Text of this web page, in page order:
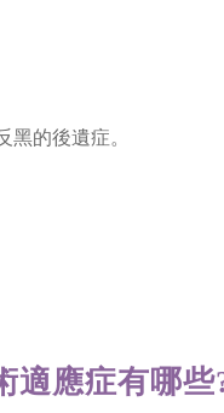
的後遺症。
適應症有哪些